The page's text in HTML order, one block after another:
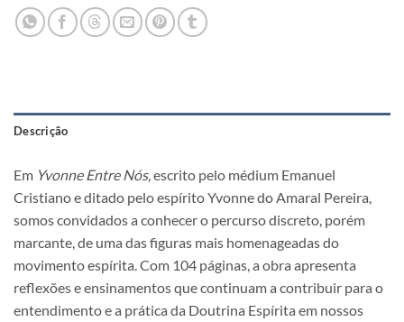
Descrição
Em Yvonne Entre Nós, escrito pelo médium Emanuel
Cristiano e ditado pelo espírito Yvonne do Amaral Pereira,
somos convidados a conhecer o percurso discreto, porém
marcante, de uma das figuras mais homenageadas do
movimento espírita. Com 104 páginas, a obra apresenta
reflexões e ensinamentos que continuam a contribuir para o
entendimento e a prática da Doutrina Espírita em nossos